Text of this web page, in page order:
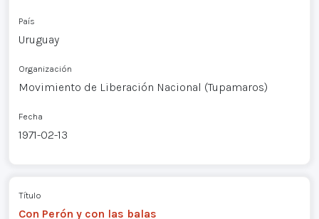
País
Uruguay
Organización
Movimiento de Liberación Nacional (Tupamaros)
Fecha
1971-02-13
Título
Con Perón y con las balas